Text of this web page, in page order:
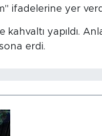
ifadelerine yer
yapıldı.
erdi.